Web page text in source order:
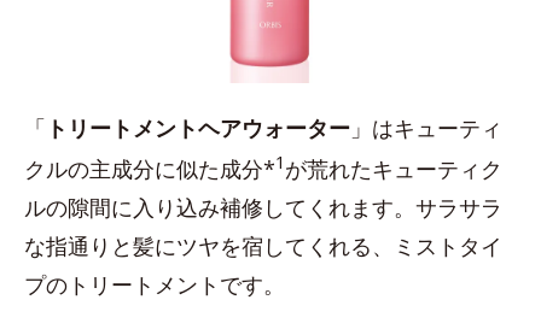
「 トリートメントヘアウォーター 」はキューティ
クルの主成分に似た成分*1 が荒れたキューティク
ルの隙間に入り込み補修してくれます。サラサラ
な指通りと髪にツヤを宿してくれる、ミストタイ
プのトリートメントです。